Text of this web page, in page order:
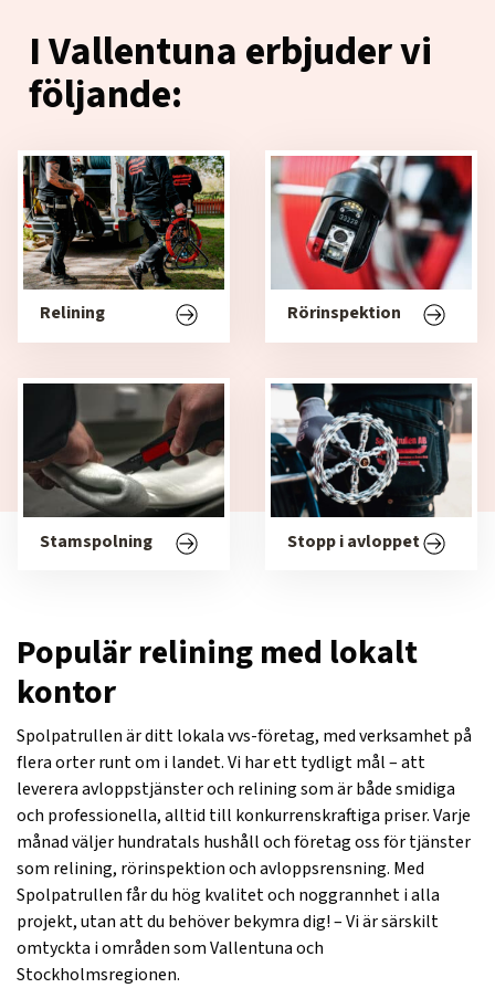
I Vallentuna erbjuder vi
följande:
Relining Rörinspektion
Stamspolning Stopp i avloppet
Populär relining med lokalt
kontor
Spolpatrullen är ditt lokala vvs-företag, med verksamhet på
flera orter runt om i landet. Vi har ett tydligt mål – att
leverera avloppstjänster och relining som är både smidiga
och professionella, alltid till konkurrenskraftiga priser. Varje
månad väljer hundratals hushåll och företag oss för tjänster
som relining, rörinspektion och avloppsrensning. Med
Spolpatrullen får du hög kvalitet och noggrannhet i alla
projekt, utan att du behöver bekymra dig! – Vi är särskilt
omtyckta i områden som Vallentuna och
Stockholmsregionen.